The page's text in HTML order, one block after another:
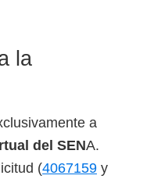
la
a
del SENA.
(4067159 y